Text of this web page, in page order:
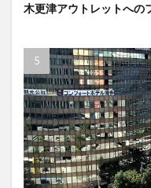
木更津アウトレットへの